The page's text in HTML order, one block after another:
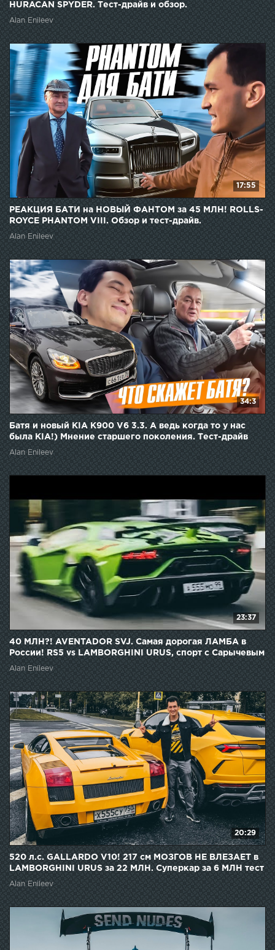
HURACAN SPYDER. Тест-драйв и обзор.
Alan Enileev
17:55
РЕАКЦИЯ БАТИ на НОВЫЙ ФАНТОМ за 45 МЛН! ROLLS-
ROYCE PHANTOM VIII. Обзор и тест-драйв.
Alan Enileev
34:3
Батя и новый KIA K900 V6 3.3. А ведь когда то у нас
была KIA!) Мнение старшего поколения. Тест-драйв
Alan Enileev
23:37
40 МЛН?! AVENTADOR SVJ. Самая дорогая ЛАМБА в
России! RS5 vs LAMBORGHINI URUS, спорт с Сарычевым
Alan Enileev
20:29
520 л.с. GALLARDO V10! 217 см МОЗГОВ НЕ ВЛЕЗАЕТ в
LAMBORGHINI URUS за 22 МЛН. Суперкар за 6 МЛН тест
Alan Enileev